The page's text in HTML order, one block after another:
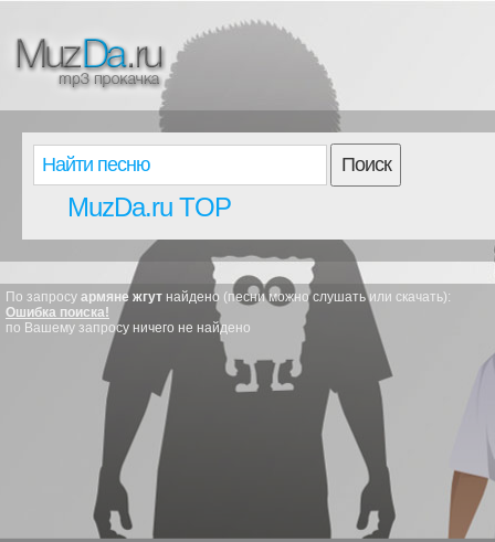
Поиск
MuzDa.ru TOP
По запросу армяне жгут найдено (песни можно слушать или скачать):
Ошибка поиска!
по Вашему запросу ничего не найдено